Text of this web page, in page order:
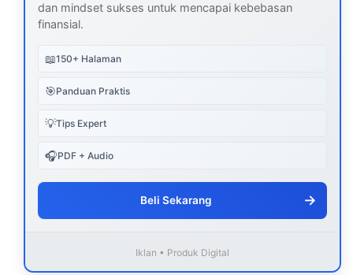
dan mindset sukses untuk mencapai kebebasan
finansial.
📖150+ Halaman
🎯Panduan Praktis
💡Tips Expert
🎧PDF + Audio
Beli Sekarang →
Iklan • Produk Digital